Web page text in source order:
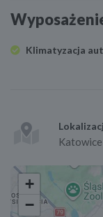
Klimatyzacja
Katowice
+
−